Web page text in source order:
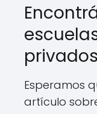
Esperamos
artículo